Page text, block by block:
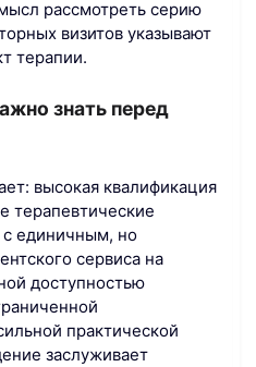
рассмотреть серию
визитов указывают
терапии.
знать перед
высокая квалификация
терапевтические
с единичным, но
сервиса на
доступностью
практической
заслуживает